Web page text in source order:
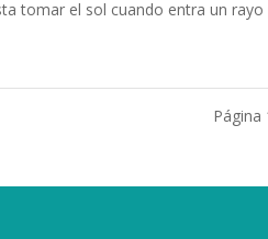
tomar el sol cuando entra un rayo
Página